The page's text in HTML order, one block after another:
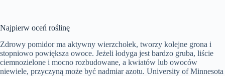
Najpierw oceń roślinę
Zdrowy pomidor ma aktywny wierzchołek, tworzy kolejne grona i
stopniowo powiększa owoce. Jeżeli łodyga jest bardzo gruba, liście
ciemnozielone i mocno rozbudowane, a kwiatów lub owoców
niewiele, przyczyną może być nadmiar azotu. University of Minnesota